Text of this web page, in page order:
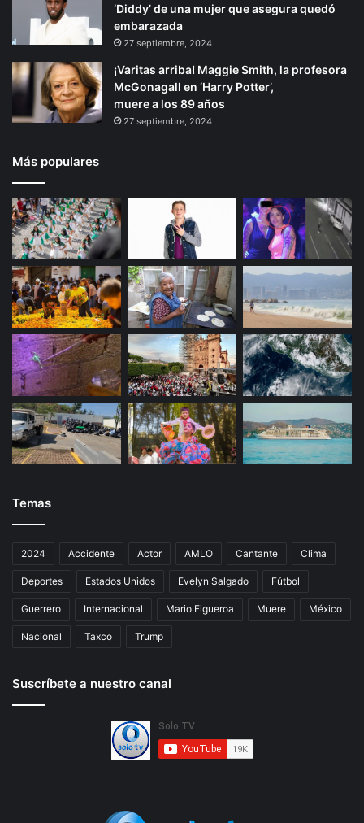
‘Diddy’ de una mujer que asegura quedó
embarazada
27 septiembre, 2024
¡Varitas arriba! Maggie Smith, la profesora
McGonagall en ‘Harry Potter’,
muere a los 89 años
27 septiembre, 2024
Más populares
Temas
2024 Accidente Actor AMLO Cantante Clima
Deportes Estados Unidos Evelyn Salgado Fútbol
Guerrero Internacional Mario Figueroa Muere México
Nacional Taxco Trump
Suscríbete a nuestro canal